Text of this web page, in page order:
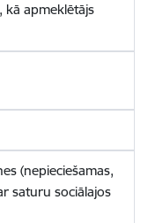
apmeklētājs
(nepieciešamas,
saturu sociālajos